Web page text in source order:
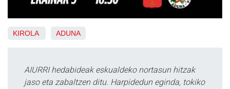
KIROLA ADUNA
AIURRI hedabideak eskualdeko nortasun hitzak
jaso eta zabaltzen ditu. Harpidedun eginda, tokiko